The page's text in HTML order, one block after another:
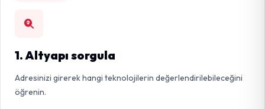
1. Altyapı sorgula
Adresinizi girerek hangi teknolojilerin değerlendirilebileceğini
öğrenin.